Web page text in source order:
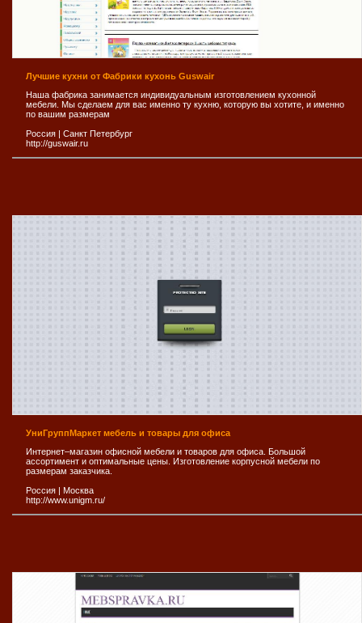
Лучшие кухни от Фабрики кухонь Guswair
Наша фабрика занимается индивидуальным изготовлением кухонной
мебели. Мы сделаем для вас именно ту кухню, которую вы хотите, и именно
по вашим размерам
Россия
Санкт Петербург
http://guswair.ru
УниГруппМаркет мебель и товары для офиса
Интернет–магазин офисной мебели и товаров для офиса. Большой
ассортимент и оптимальные цены. Изготовление корпусной мебели по
размерам заказчика.
Россия
Москва
http://www.unigm.ru/